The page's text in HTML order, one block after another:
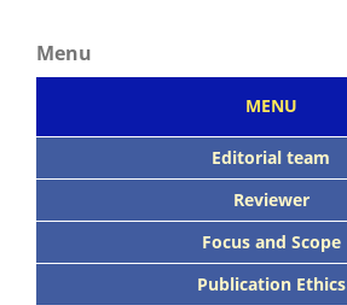
Menu
MENU
Editorial team
Reviewer
Focus and Scope
Publication Ethics